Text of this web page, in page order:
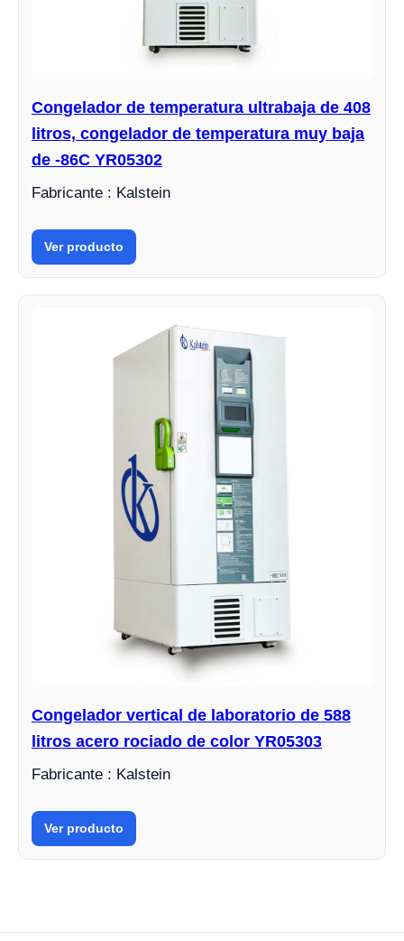
Congelador de temperatura ultrabaja de 408
litros, congelador de temperatura muy baja
de -86C YR05302
Fabricante : Kalstein
Ver producto
Congelador vertical de laboratorio de 588
litros acero rociado de color YR05303
Fabricante : Kalstein
Ver producto